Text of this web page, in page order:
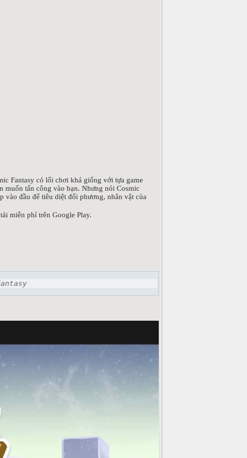
Fantasy có lối chơi khá giống với tựa game
muốn tấn công vào bạn. Nhưng nói Cosmic
vào đầu để tiêu diệt đối phương, nhân vật của
miễn phí trên Google Play.